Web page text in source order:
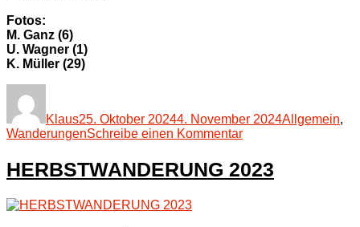
Fotos:
M. Ganz (6)
U. Wagner (1)
K. Müller (29)
Klaus25. Oktober 20244. November 2024Allgemein,
WanderungenSchreibe einen Kommentarzu
2024
HERBSTWANDERUNG 2023